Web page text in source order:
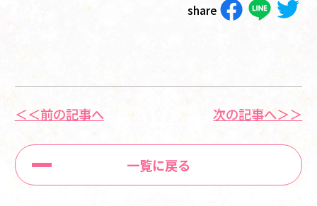
share
＜＜前の記事へ
一覧に戻る
次の記事へ＞＞